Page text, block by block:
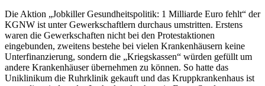
Die Aktion „Jobkiller Gesundheitspolitik: 1 Milliarde Euro fehlt“ der
KGNW ist unter Gewerkschaftlern durchaus umstritten. Erstens
waren die Gewerkschaften nicht bei den Protestaktionen
eingebunden, zweitens bestehe bei vielen Krankenhäusern keine
Unterfinanzierung, sondern die „Kriegskassen“ würden gefüllt um
andere Krankenhäuser übernehmen zu können. So hatte das
Uniklinikum die Ruhrklinik gekauft und das Kruppkrankenhaus ist